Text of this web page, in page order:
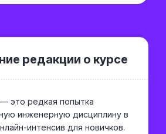
редакции о курсе
это редкая попытка
инженерную дисциплину в
интенсив для новичков.